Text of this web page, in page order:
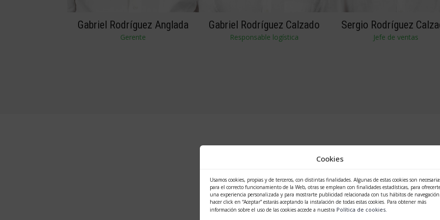
Cookies
Usamos cookies, propias y de terceros, con distintas finalidades. Algunas de estas cookies son
para el correcto funcionamiento de la Web, otras se emplean con finalidades estadísticas, para
una experiencia personalizada y para mostrarte publicidad relacionada con tus hábitos de
hacer click en “Aceptar” estarás aceptando la instalación de todas estas cookies. Para obtener más
información sobre el uso de las cookies accede a nuestra Política de cookies
Gabriel Rodríguez Anglada
Gerente
Gabriel Rodríguez Calzado
Responsable logística
Sergio Rodríguez
Jefe de ventas
SLIDER